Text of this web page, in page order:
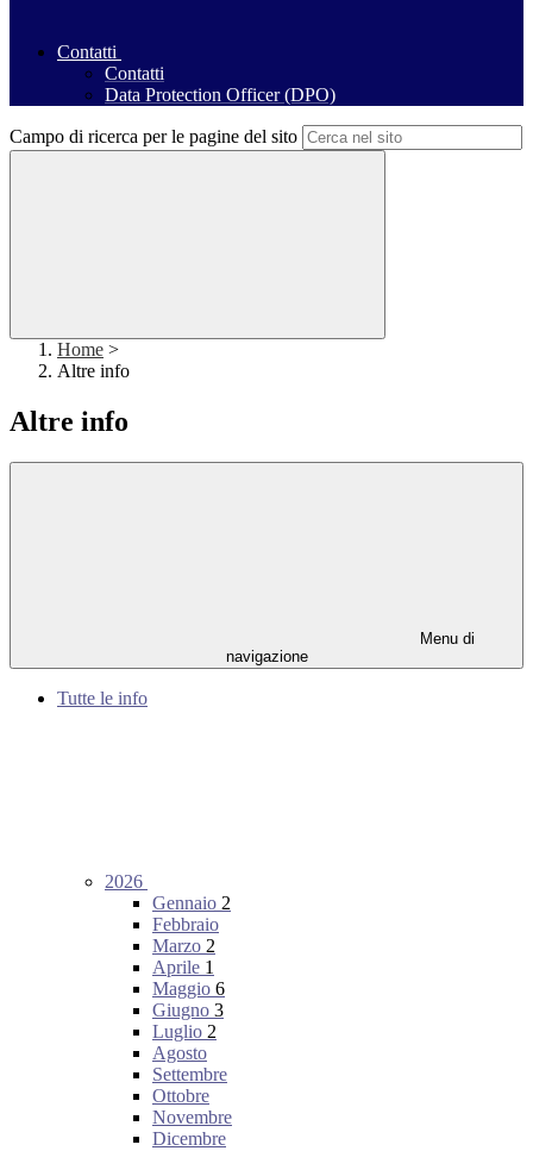
Contatti
Contatti
Data Protection Officer (DPO)
Campo di ricerca per le pagine del sito
Home >
Altre info
Altre info
Menu di
navigazione
Tutte le info
2026
Gennaio 2
Febbraio
Marzo 2
Aprile 1
Maggio 6
Giugno 3
Luglio 2
Agosto
Settembre
Ottobre
Novembre
Dicembre